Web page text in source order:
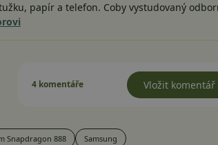
papír a telefon. Coby vystudovaný
4 komentáře Vložit komentář
Snapdragon 888 Samsung